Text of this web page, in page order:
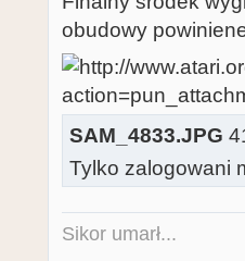
obudowy
SAM_4833.JPG
Tylko zalogowani
Sikor umarł...